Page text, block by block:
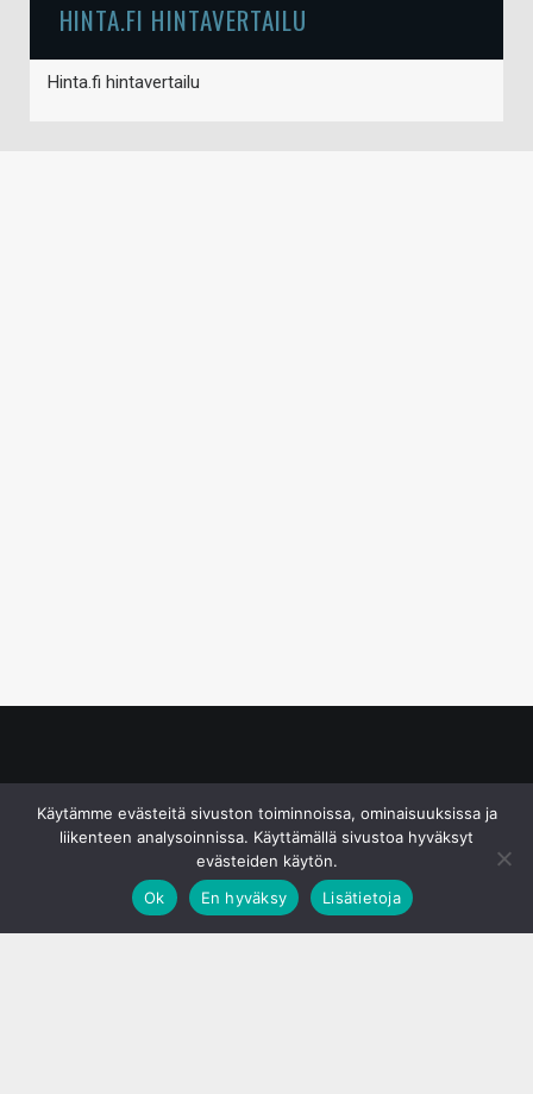
HINTA.FI HINTAVERTAILU
Hinta.fi hintavertailu
Käytämme evästeitä sivuston toiminnoissa, ominaisuuksissa ja
liikenteen analysoinnissa. Käyttämällä sivustoa hyväksyt
evästeiden käytön.
Ok
En hyväksy Lisätietoja